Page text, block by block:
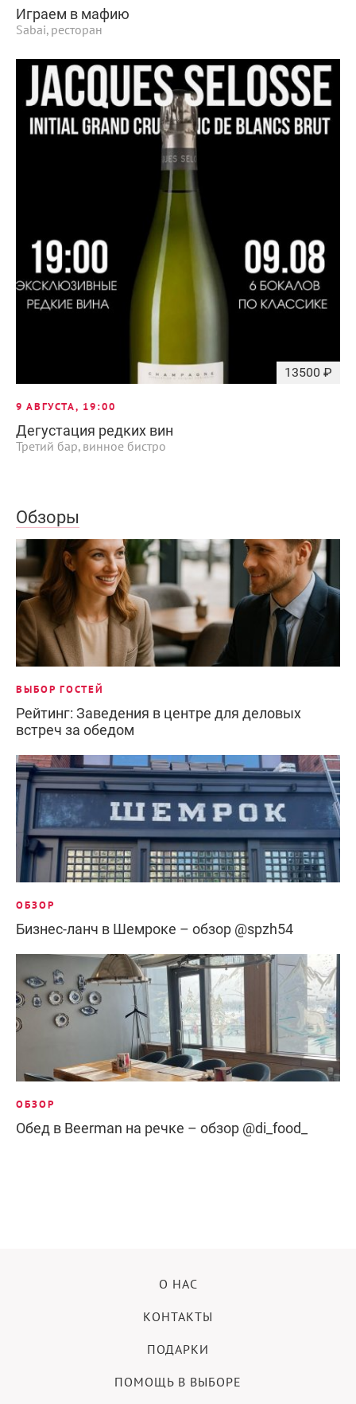
Играем в мафию
Sabai, ресторан
13500 ₽
9 АВГУСТА, 19:00
Дегустация редких вин
Третий бар, винное бистро
Обзоры
ВЫБОР ГОСТЕЙ
Рейтинг: Заведения в центре для деловых
встреч за обедом
ОБЗОР
Бизнес-ланч в Шемроке – обзор @spzh54
ОБЗОР
Обед в Beerman на речке – обзор @di_food_
О НАС
КОНТАКТЫ
ПОДАРКИ
ПОМОЩЬ В ВЫБОРЕ